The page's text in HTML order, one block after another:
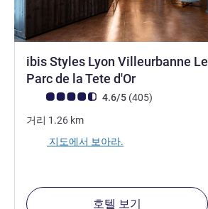
ibis Styles Lyon Villeurbanne Le
Parc de la Tete d'Or
고객 평점 (ALL 평가)
4.6/5 (405리뷰
)
거리 1.26 km
지도에서 보아라.
호텔 보기